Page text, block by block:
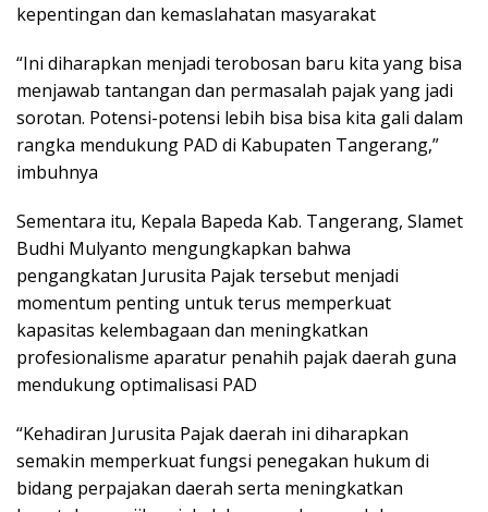
kepentingan dan kemaslahatan masyarakat
“Ini diharapkan menjadi terobosan baru kita yang bisa
menjawab tantangan dan permasalah pajak yang jadi
sorotan. Potensi-potensi lebih bisa bisa kita gali dalam
rangka mendukung PAD di Kabupaten Tangerang,”
imbuhnya
Sementara itu, Kepala Bapeda Kab. Tangerang, Slamet
Budhi Mulyanto mengungkapkan bahwa
pengangkatan Jurusita Pajak tersebut menjadi
momentum penting untuk terus memperkuat
kapasitas kelembagaan dan meningkatkan
profesionalisme aparatur penahih pajak daerah guna
mendukung optimalisasi PAD
“Kehadiran Jurusita Pajak daerah ini diharapkan
semakin memperkuat fungsi penegakan hukum di
bidang perpajakan daerah serta meningkatkan